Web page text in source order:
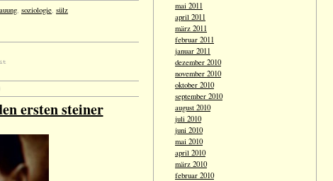
, soziologie, sülz
ersten steiner
mai 2011
april 2011
märz 2011
februar 2011
januar 2011
dezember 2010
november 2010
oktober 2010
september 2010
august 2010
juli 2010
juni 2010
mai 2010
april 2010
märz 2010
februar 2010